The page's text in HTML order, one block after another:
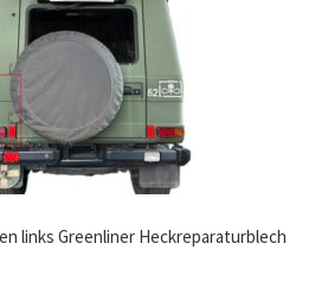
links Greenliner Heckreparaturblech